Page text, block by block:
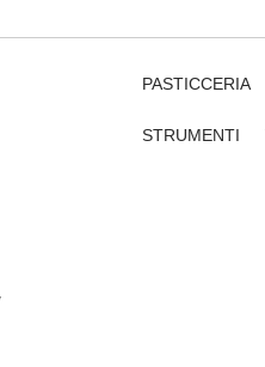
PASTICCERIA
STRUMENTI